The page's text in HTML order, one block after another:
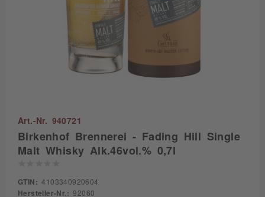
Art.-Nr. 940721
Birkenhof Brennerei - Fading Hill Single
Malt Whisky Alk.46vol.% 0,7l
GTIN: 4103340920604
Hersteller-Nr.: 92060